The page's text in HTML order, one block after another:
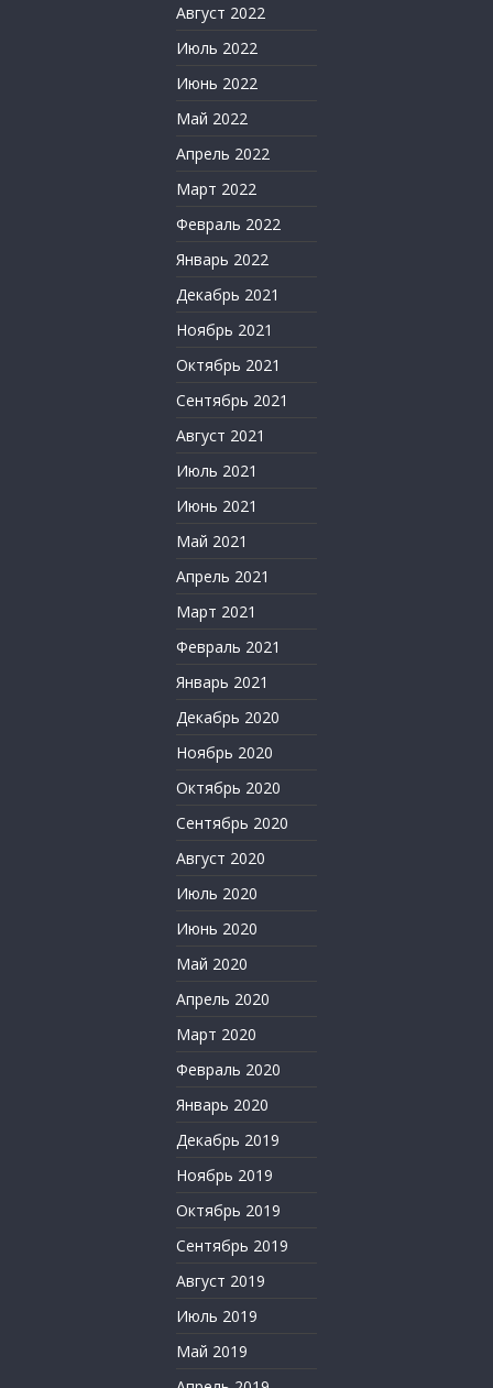
Август 2022
Июль 2022
Июнь 2022
Май 2022
Апрель 2022
Март 2022
Февраль 2022
Январь 2022
Декабрь 2021
Ноябрь 2021
Октябрь 2021
Сентябрь 2021
Август 2021
Июль 2021
Июнь 2021
Май 2021
Апрель 2021
Март 2021
Февраль 2021
Январь 2021
Декабрь 2020
Ноябрь 2020
Октябрь 2020
Сентябрь 2020
Август 2020
Июль 2020
Июнь 2020
Май 2020
Апрель 2020
Март 2020
Февраль 2020
Январь 2020
Декабрь 2019
Ноябрь 2019
Октябрь 2019
Сентябрь 2019
Август 2019
Июль 2019
Май 2019